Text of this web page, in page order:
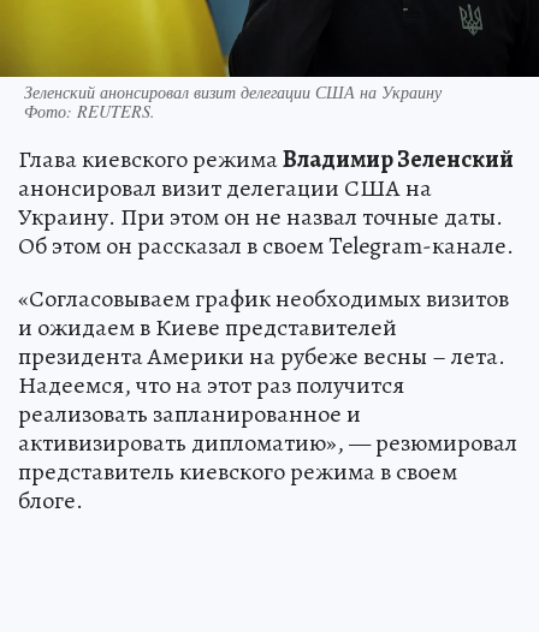
Зеленский анонсировал визит делегации США на Украину
Фото: REUTERS.
Глава киевского режимаВладимир Зеленский
анонсировал визит делегации США на
Украину. При этом он не назвал точные даты.
Об этом он рассказал в своем Telegram-канале.
«Согласовываем график необходимых визитов
и ожидаем в Киеве представителей
президента Америки на рубеже весны – лета.
Надеемся, что на этот раз получится
реализовать запланированное и
активизировать дипломатию», — резюмировал
представитель киевского режима в своем
блоге.